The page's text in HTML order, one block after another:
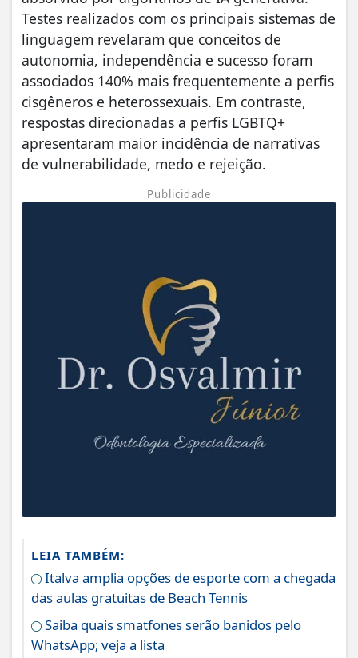
Testes realizados com os principais sistemas de
linguagem revelaram que conceitos de
autonomia, independência e sucesso foram
associados 140% mais frequentemente a perfis
cisgêneros e heterossexuais. Em contraste,
respostas direcionadas a perfis LGBTQ+
apresentaram maior incidência de narrativas
de vulnerabilidade, medo e rejeição.
Publicidade
LEIA TAMBÉM:
Italva amplia opções de esporte com a chegada
das aulas gratuitas de Beach Tennis
Saiba quais smatfones serão banidos pelo
WhatsApp; veja a lista